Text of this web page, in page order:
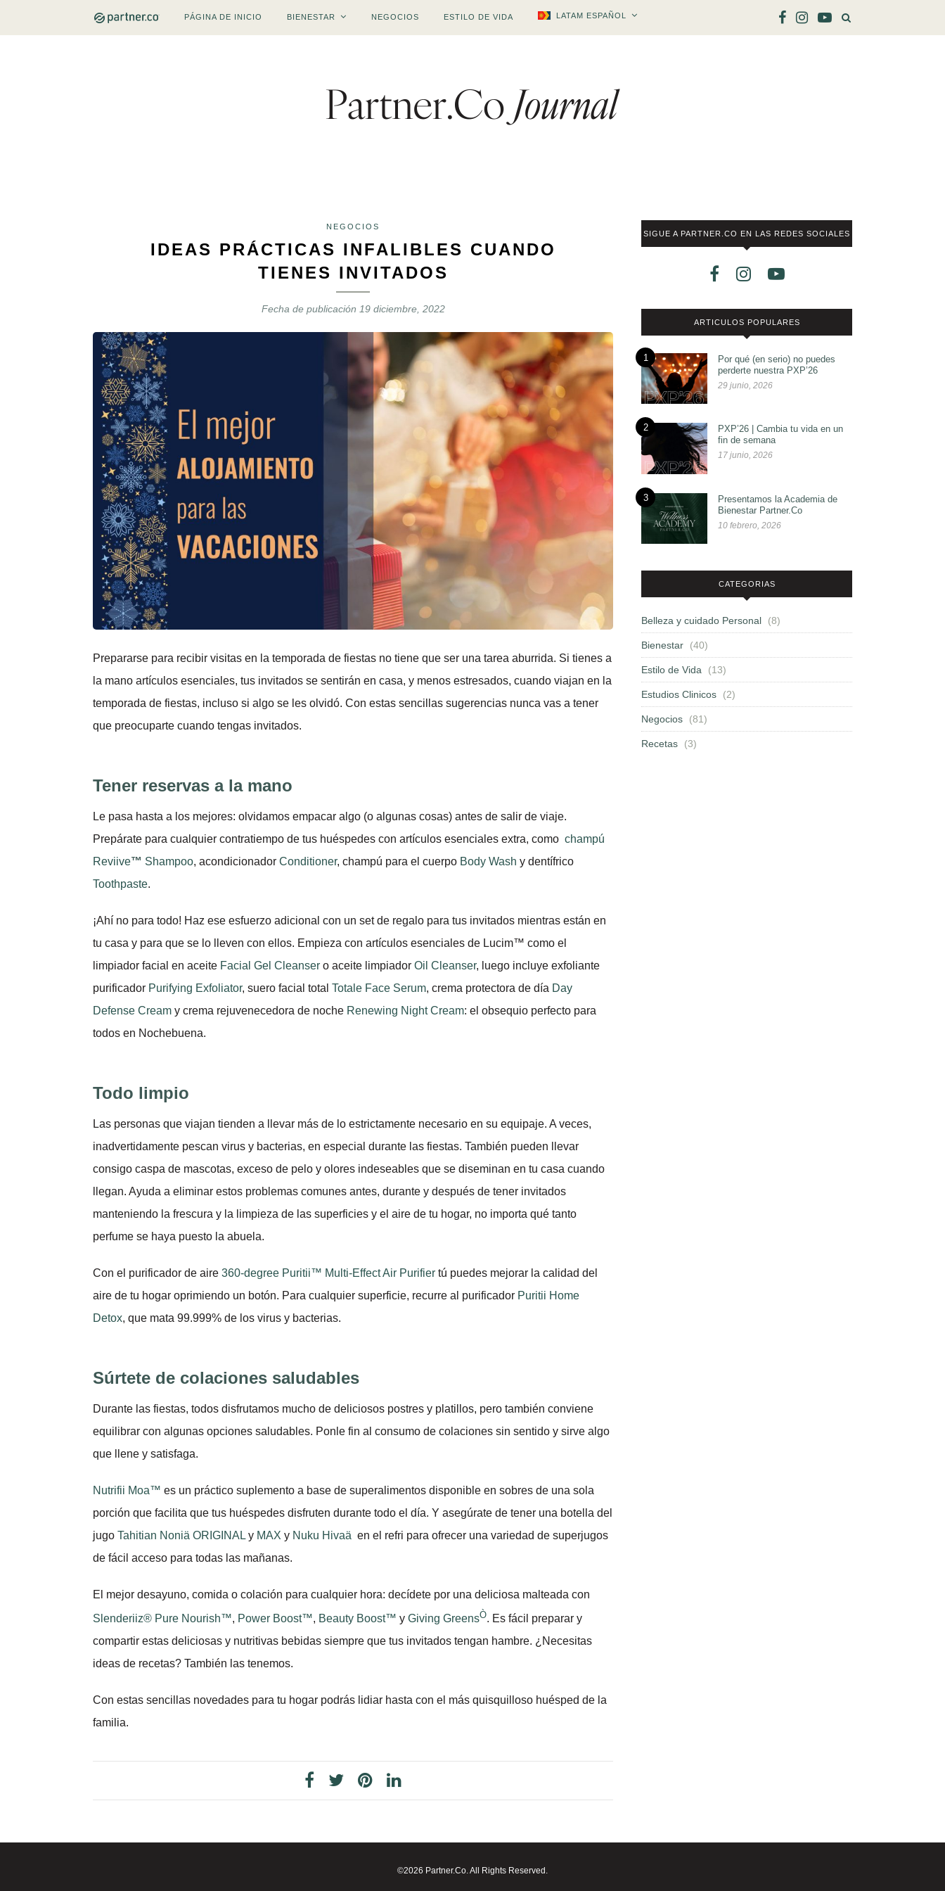
PÁGINA DE INICIO BIENESTAR NEGOCIOS ESTILO DE VIDA LATAM ESPAÑOL
NEGOCIOS
IDEAS PRÁCTICAS INFALIBLES CUANDO
TIENES INVITADOS
Fecha de publicación 19 diciembre, 2022
Prepararse para recibir visitas en la temporada de fiestas no tiene que ser una tarea aburrida. Si tienes a
la mano artículos esenciales, tus invitados se sentirán en casa, y menos estresados, cuando viajan en la
temporada de fiestas, incluso si algo se les olvidó. Con estas sencillas sugerencias nunca vas a tener
que preocuparte cuando tengas invitados.
Tener reservas a la mano
Le pasa hasta a los mejores: olvidamos empacar algo (o algunas cosas) antes de salir de viaje.
Prepárate para cualquier contratiempo de tus huéspedes con artículos esenciales extra, como champú
Reviive™ Shampoo, acondicionador Conditioner, champú para el cuerpo Body Wash y dentífrico
Toothpaste.
¡Ahí no para todo! Haz ese esfuerzo adicional con un set de regalo para tus invitados mientras están en
tu casa y para que se lo lleven con ellos. Empieza con artículos esenciales de Lucim™ como el
limpiador facial en aceite Facial Gel Cleanser o aceite limpiador Oil Cleanser, luego incluye exfoliante
purificador Purifying Exfoliator, suero facial total Totale Face Serum, crema protectora de día Day
Defense Cream y crema rejuvenecedora de noche Renewing Night Cream: el obsequio perfecto para
todos en Nochebuena.
Todo limpio
Las personas que viajan tienden a llevar más de lo estrictamente necesario en su equipaje. A veces,
inadvertidamente pescan virus y bacterias, en especial durante las fiestas. También pueden llevar
consigo caspa de mascotas, exceso de pelo y olores indeseables que se diseminan en tu casa cuando
llegan. Ayuda a eliminar estos problemas comunes antes, durante y después de tener invitados
manteniendo la frescura y la limpieza de las superficies y el aire de tu hogar, no importa qué tanto
perfume se haya puesto la abuela.
Con el purificador de aire 360-degree Puritii™ Multi-Effect Air Purifier tú puedes mejorar la calidad del
aire de tu hogar oprimiendo un botón. Para cualquier superficie, recurre al purificador Puritii Home
Detox, que mata 99.999% de los virus y bacterias.
Súrtete de colaciones saludables
Durante las fiestas, todos disfrutamos mucho de deliciosos postres y platillos, pero también conviene
equilibrar con algunas opciones saludables. Ponle fin al consumo de colaciones sin sentido y sirve algo
que llene y satisfaga.
Nutrifii Moa™ es un práctico suplemento a base de superalimentos disponible en sobres de una sola
porción que facilita que tus huéspedes disfruten durante todo el día. Y asegúrate de tener una botella del
jugo Tahitian Noniä ORIGINAL y MAX y Nuku Hivaä en el refri para ofrecer una variedad de superjugos
de fácil acceso para todas las mañanas.
El mejor desayuno, comida o colación para cualquier hora: decídete por una deliciosa malteada con
Slenderiiz® Pure Nourish™, Power Boost™, Beauty Boost™ y Giving GreensÒ. Es fácil preparar y
compartir estas deliciosas y nutritivas bebidas siempre que tus invitados tengan hambre. ¿Necesitas
ideas de recetas? También las tenemos.
Con estas sencillas novedades para tu hogar podrás lidiar hasta con el más quisquilloso huésped de la
familia.
SIGUE A PARTNER.CO EN LAS REDES SOCIALES
ARTICULOS POPULARES
1
Por qué (en serio) no puedes
perderte nuestra PXP’26
29 junio, 2026
2
PXP’26 | Cambia tu vida en un
fin de semana
17 junio, 2026
3
Presentamos la Academia de
Bienestar Partner.Co
10 febrero, 2026
CATEGORIAS
Belleza y cuidado Personal (8)
Bienestar (40)
Estilo de Vida (13)
Estudios Clinicos (2)
Negocios (81)
Recetas (3)
©2026 Partner.Co. All Rights Reserved.